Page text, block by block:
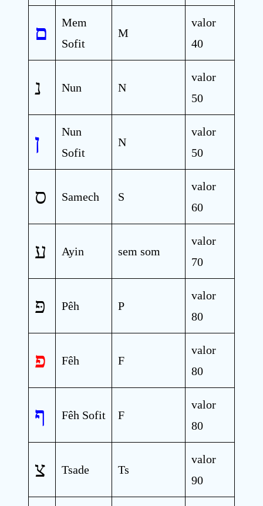
ם
Mem
Sofit
M
valor
40
נ Nun N
valor
50
ן
Nun
Sofit
N
valor
50
ס Samech S
valor
60
ע Ayin sem som
valor
70
פּ Pêh P
valor
80
פ Fêh F
valor
80
ף Fêh Sofit F
valor
80
צ Tsade Ts
valor
90